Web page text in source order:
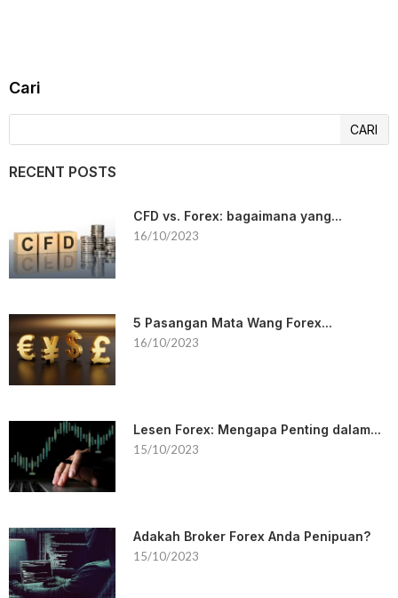
Cari
CARI
RECENT POSTS
CFD vs. Forex: bagaimana yang...
16/10/2023
5 Pasangan Mata Wang Forex...
16/10/2023
Lesen Forex: Mengapa Penting dalam...
15/10/2023
Adakah Broker Forex Anda Penipuan?
15/10/2023